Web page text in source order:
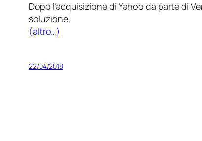
Dopo l’acquisizione di Yahoo da parte di
soluzione.
(altro…)
22/04/2018